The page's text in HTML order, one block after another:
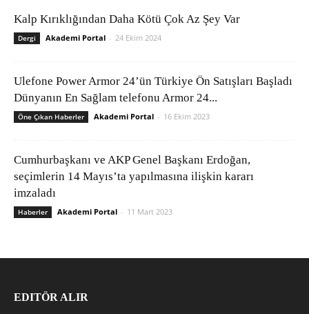
Kalp Kırıklığından Daha Kötü Çok Az Şey Var
Dergi Akademi Portal - 24 Ekim 2024
Ulefone Power Armor 24’ün Türkiye Ön Satışları Başladı
Dünyanın En Sağlam telefonu Armor 24...
Öne Çıkan Haberler Akademi Portal - 16 Ekim 2023
Cumhurbaşkanı ve AKP Genel Başkanı Erdoğan,
seçimlerin 14 Mayıs’ta yapılmasına ilişkin kararı
imzaladı
Haberler Akademi Portal - 11 Mart 2023
EDITÖR ALIR